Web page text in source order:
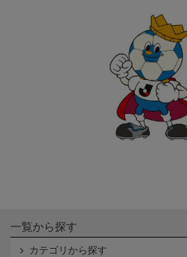
一覧から探す
カテゴリから探す